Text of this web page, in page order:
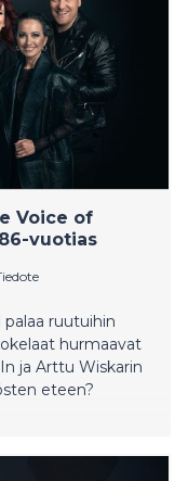
Voice of
vuotias
ruutuihin
hurmaavat
ja Arttu Wiskarin
eteen?